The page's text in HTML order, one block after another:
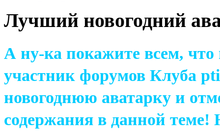
Лучший новогодний
А ну-ка покажите всем,
участник форумов Клуба
новогоднюю аватарку и
содержания в данной теме!